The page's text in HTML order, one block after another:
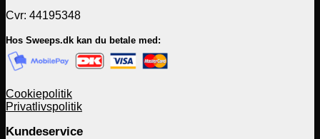
Cvr: 44195348
Hos Sweeps.dk kan du betale med:
Cookiepolitik
Privatlivspolitik
Kundeservice